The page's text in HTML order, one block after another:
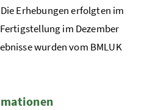
Erhebungen erfolgten im
im Dezember
wurden vom BMLUK